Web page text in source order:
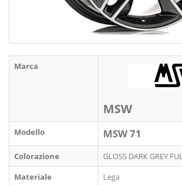
Marca
MSW
Modello MSW 71
Colorazione
GLOSS DARK GREY
Materiale
Lega